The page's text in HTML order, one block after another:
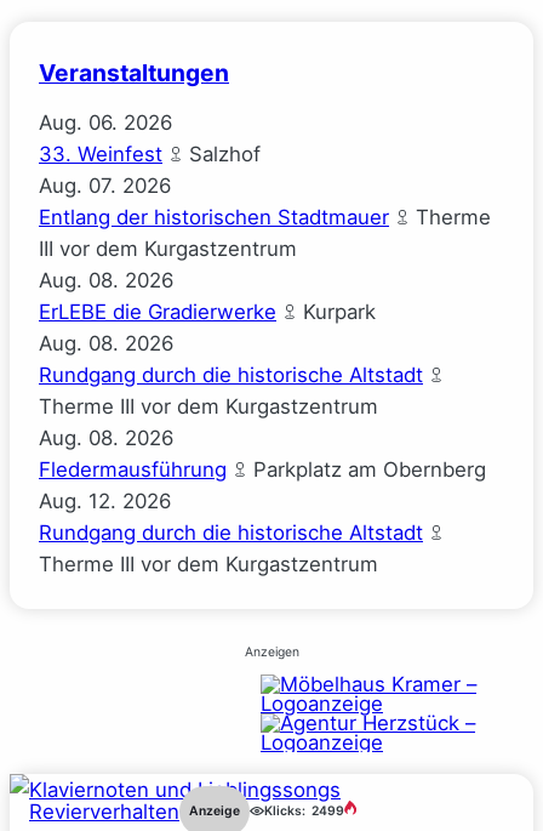
Veranstaltungen
Aug. 06. 2026
33. Weinfest
Salzhof
Aug. 07. 2026
Entlang der historischen Stadtmauer
Therme
III vor dem Kurgastzentrum
Aug. 08. 2026
ErLEBE die Gradierwerke
Kurpark
Aug. 08. 2026
Rundgang durch die historische Altstadt
Therme III vor dem Kurgastzentrum
Aug. 08. 2026
Fledermausführung
Parkplatz am Obernberg
Aug. 12. 2026
Rundgang durch die historische Altstadt
Therme III vor dem Kurgastzentrum
Anzeigen
Revierverhalten Anzeige Klicks: 2499